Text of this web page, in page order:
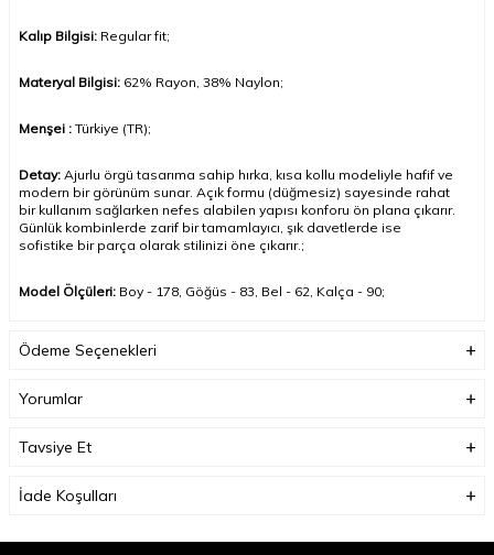
Kalıp Bilgisi: Regular fit;
Materyal Bilgisi: 62% Rayon, 38% Naylon;
Menşei : Türkiye (TR);
Detay: Ajurlu örgü tasarıma sahip hırka, kısa kollu modeliyle hafif ve
modern bir görünüm sunar. Açık formu (düğmesiz) sayesinde rahat
bir kullanım sağlarken nefes alabilen yapısı konforu ön plana çıkarır.
Günlük kombinlerde zarif bir tamamlayıcı, şık davetlerde ise
sofistike bir parça olarak stilinizi öne çıkarır.;
Model Ölçüleri: Boy - 178, Göğüs - 83, Bel - 62, Kalça - 90;
denemiştir(Bedenler arası ölçülerimiz 3 cm olmak üzere değişiklik
Ödeme Seçenekleri
Yorumlar
Tavsiye Et
İade Koşulları